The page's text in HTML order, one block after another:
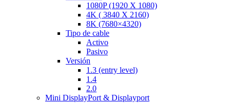
1080P (1920 X 1080)
4K ( 3840 X 2160)
8K (7680×4320)
Tipo de cable
Activo
Pasivo
Versión
1.3 (entry level)
1.4
2.0
Mini DisplayPort & Displayport